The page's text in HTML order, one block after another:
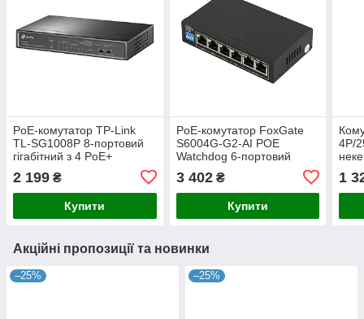
PoE-комутатор TP-Link
TL-SG1008P 8-портовий
гігабітний з 4 PoE+
2 199 ₴
Купити
PoE-комутатор FoxGate
S6004G-G2-AI POE
Watchdog 6-портовий
3 402₴
Купити
4P/
та
1
Акційні пропозиції та новинки
–25% –25%